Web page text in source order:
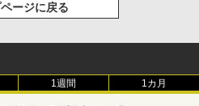
ページに戻る
1週間 1カ月